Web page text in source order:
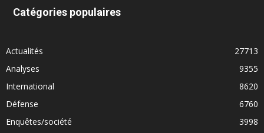
Catégories populaires
Actualités
27713
Analyses
9355
International
8620
Défense
6760
Enquêtes/société
3998